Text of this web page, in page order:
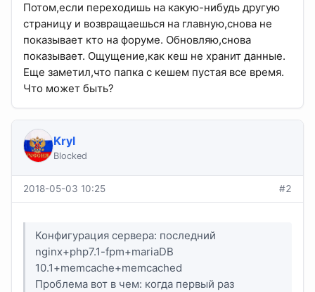
Потом,если переходишь на какую-нибудь другую
страницу и возвращаешься на главную,снова не
показывает кто на форуме. Обновляю,снова
показывает. Ощущение,как кеш не хранит данные.
Еще заметил,что папка с кешем пустая все время.
Что может быть?
Kryl
Blocked
2018-05-03 10:25 #2
Конфигурация сервера: последний
nginx+php7.1-fpm+mariaDB
10.1+memcache+memcached
Проблема вот в чем: когда первый раз